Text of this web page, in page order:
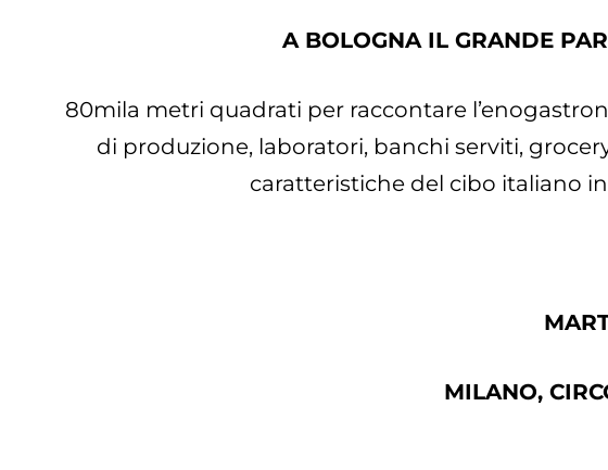
A BOLOGNA IL GRANDE
80mila metri quadrati per raccontare
di produzione, laboratori, banchi serviti,
caratteristiche del cibo italiano
MILANO,